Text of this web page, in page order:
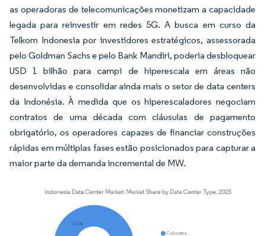
as operadoras de telecomunicações monetizam a capacidade
legada para reinvestir em redes 5G. A busca em curso da
Telkom Indonesia por investidores estratégicos, assessorada
pelo Goldman Sachs e pelo Bank Mandiri, poderia desbloquear
USD 1 bilhão para campi de hiperescala em áreas não
desenvolvidas e consolidar ainda mais o setor de data centers
da Indonésia. À medida que os hiperescaladores negociam
contratos de uma década com cláusulas de pagamento
obrigatório, os operadores capazes de financiar construções
rápidas em múltiplas fases estão posicionados para capturar a
maior parte da demanda incremental de MW.